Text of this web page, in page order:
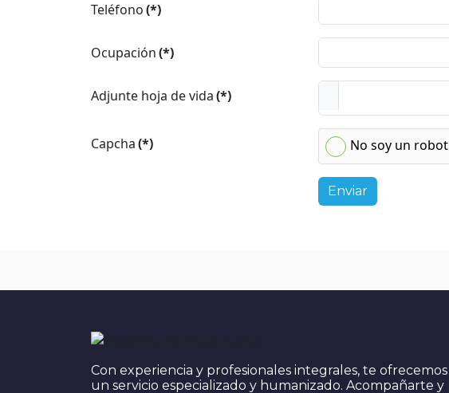
Teléfono(*)
Ocupación(*)
Adjunte hoja de vida(*)
Capcha(*) No soy un robot
Enviar
Con experiencia y profesionales integrales, te ofrecemos
un servicio especializado y humanizado. Acompañarte y